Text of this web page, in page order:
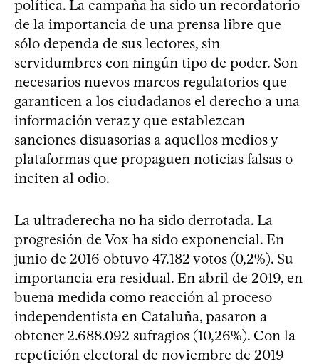
política. La campaña ha sido un recordatorio
de la importancia de una prensa libre que
sólo dependa de sus lectores, sin
servidumbres con ningún tipo de poder. Son
necesarios nuevos marcos regulatorios que
garanticen a los ciudadanos el derecho a una
información veraz y que establezcan
sanciones disuasorias a aquellos medios y
plataformas que propaguen noticias falsas o
inciten al odio.
La ultraderecha no ha sido derrotada. La
progresión de Vox ha sido exponencial. En
junio de 2016 obtuvo 47.182 votos (0,2%). Su
importancia era residual. En abril de 2019, en
buena medida como reacción al proceso
independentista en Cataluña, pasaron a
obtener 2.688.092 sufragios (10,26%). Con la
repetición electoral de noviembre de 2019